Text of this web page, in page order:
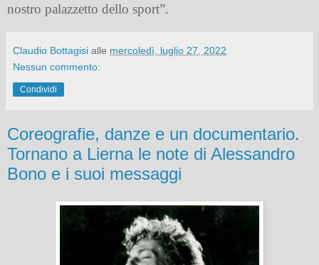
nostro palazzetto dello sport”.
Claudio Bottagisi alle mercoledì, luglio 27, 2022
Nessun commento:
Condividi
Coreografie, danze e un documentario.
Tornano a Lierna le note di Alessandro
Bono e i suoi messaggi